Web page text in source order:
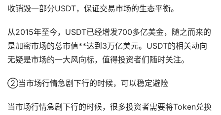
收销毁一部分USDT，保证交易市场的生态平衡。
从2015年至今，USDT已经增发700多亿美金，随之而来的
是加密市场的总市值**达到3万亿美元。USDT的相关动向
无疑是市场的一大风向标，值得投资者们随时关注。
②当市场行情急剧下行的时候，可以稳定避险
当市场行情急剧下行的时候，很多投资者需要将Token兑换